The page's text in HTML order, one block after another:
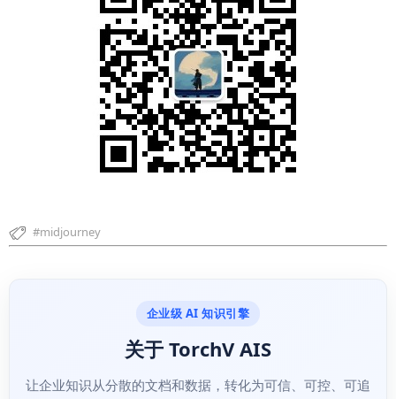
midjourney
企业级 AI 知识引擎
关于 TorchV AIS
让企业知识从分散的文档和数据，转化为可信、可控、可追